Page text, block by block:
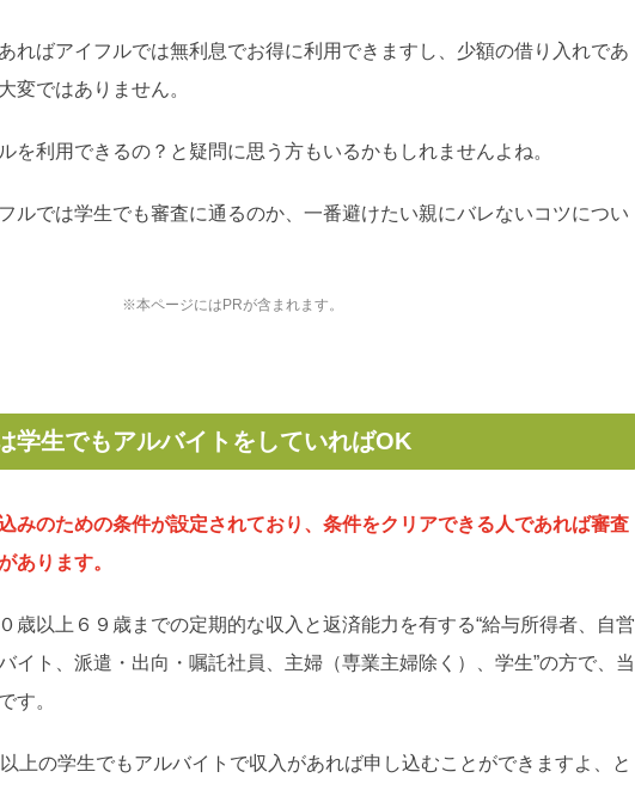
ればアイフルでは無利息でお得に利用できますし、少額の借り入れであ
変ではありません。
を利用できるの？と疑問に思う方もいるかもしれませんよね。
ルでは学生でも審査に通るのか、一番避けたい親にバレないコツについ
※本ページにはPRが含まれます。
学生でもアルバイトをしていればOK
みのための条件が設定されており、条件をクリアできる人であれば審査
あります。
歳以上６９歳までの定期的な収入と返済能力を有する“給与所得者、自営
イト、派遣・出向・嘱託社員、主婦（専業主婦除く）、学生”の方で、当
す。
上の学生でもアルバイトで収入があれば申し込むことができますよ、と